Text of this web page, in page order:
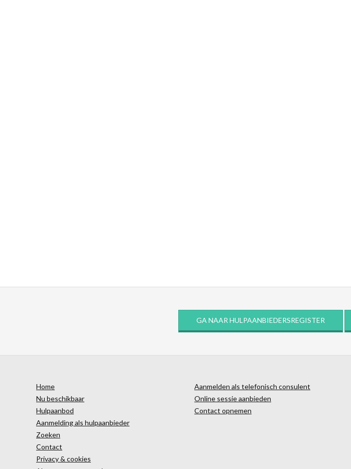
GA NAAR HULPAANBIEDERSREGISTER
Home
Nu beschikbaar
Hulpaanbod
Aanmelding als hulpaanbieder
Zoeken
Contact
Privacy & cookies
Aanmelden als telefonisch consulent
Online sessie aanbieden
Contact opnemen